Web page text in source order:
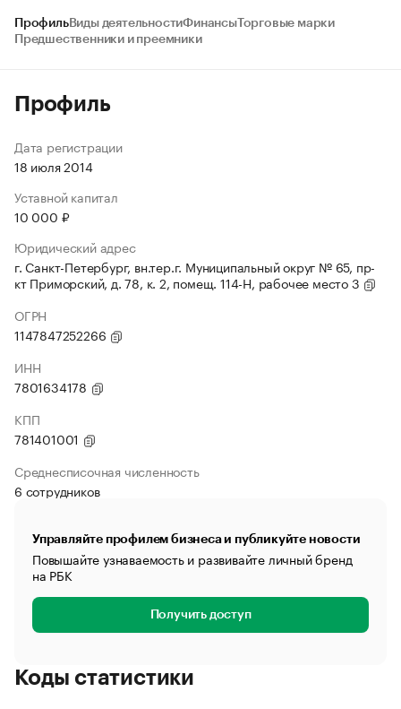
ПрофильВиды деятельностиФинансыТорговые марки
Предшественники и преемники
Профиль
Дата регистрации
18 июля 2014
Уставной капитал
10 000 ₽
Юридический адрес
г. Санкт-Петербург, вн.тер.г. Муниципальный округ № 65, пр-
кт Приморский, д. 78, к. 2, помещ. 114-Н, рабочее место 3
ОГРН
1147847252266
ИНН
7801634178
КПП
781401001
Среднесписочная численность
6 сотрудников
Управляйте профилем бизнеса и публикуйте новости
Повышайте узнаваемость и развивайте личный бренд
на РБК
Получить доступ
Коды статистики